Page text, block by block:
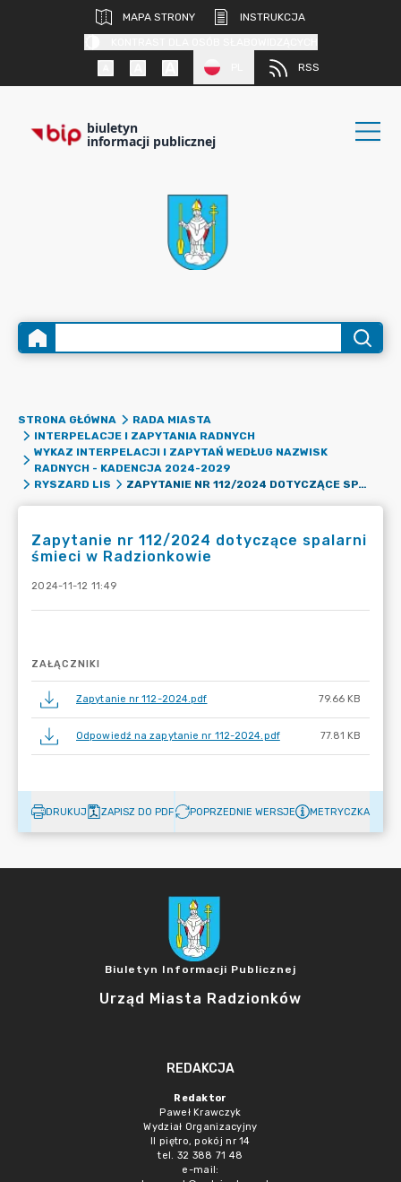
MAPA STRONY
INSTRUKCJA
RSS
biuletyn
informacji publicznej
STRONA GŁÓWNA
RADA MIASTA
INTERPELACJE I ZAPYTANIA RADNYCH
WYKAZ INTERPELACJI I ZAPYTAŃ WEDŁUG NAZWISK
RADNYCH - KADENCJA 2024-2029
RYSZARD LIS
ZAPYTANIE NR 112/2024 DOTYCZĄCE SPALARNI ŚMIECI W RADZIONKOWIE
Zapytanie nr 112/2024 dotyczące spalarni
śmieci w Radzionkowie
2024-11-12 11:49
ZAŁĄCZNIKI
Zapytanie nr 112-2024.pdf 79.66 KB
Odpowiedź na zapytanie nr 112-2024.pdf 77.81 KB
DRUKUJ ZAPISZ DO PDF POPRZEDNIE WERSJE METRYCZKA
Biuletyn Informacji Publicznej
Urząd Miasta Radzionków
REDAKCJA
Redaktor
Paweł Krawczyk
Wydział Organizacyjny
II piętro, pokój nr 14
tel. 32 388 71 48
e-mail: